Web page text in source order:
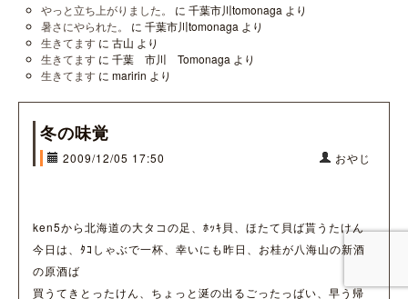
やっと立ち上がりました。 に 千葉市川tomonaga より
暑さにやられた。
に 千葉市川tomonaga より
生きてます に 古山 より
生きてます に 千葉 市川 Tomonaga より
生きてます に maririn より
冬の味覚
2009/12/05 17:50 おやじ
ken5から北海道の大タコの足、ﾎｯｷ貝、ほたて貝ば貰うたけん
今日は、ﾀｺしゃぶで一杯、幸いにも昨日、お桂が八海山の新酒
の原酒ば
買うてきとったけん、ちょっと涎の出るごったっばい、早う帰